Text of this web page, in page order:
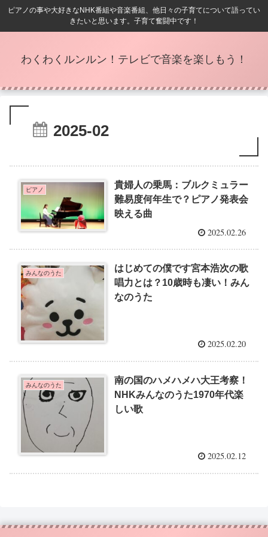
ピアノの事や大好きなNHK番組や音楽番組、他日々の子育てについて語ってい
きたいと思います。子育て奮闘中です！
わくわくルンルン！テレビで音楽を楽しもう！
2025-02
ピアノ
貴婦人の乗馬：ブルクミュラー
難易度何年生で？ピアノ発表会
映える曲
2025.02.26
みんなのうた
はじめての僕です宮本浩次の歌
唱力とは？10歳時も凄い！みん
なのうた
2025.02.20
みんなのうた
南の国のハメハメハ大王考察！
NHKみんなのうた1970年代楽
しい歌
2025.02.12